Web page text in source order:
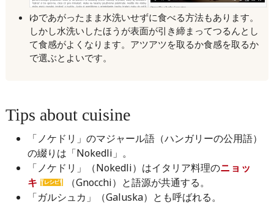
ゆであがったまま水洗いせずに食べる方法もあります。
しかし水洗いしたほうが表面が引き締まってつるんとし
て食感がよくなります。アツアツを取るか食感を取るか
で選ぶとよいです。
Tips about cuisine
「ノケドリ」のマジャール語（ハンガリーの公用語）
の綴りは「Nokedli」。
「ノケドリ」（Nokedli）はイタリア料理のニョッ
キ
（Gnocchi）と語源が共通する。
「ガルシュカ」（Galuska）とも呼ばれる。